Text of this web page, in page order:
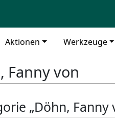
Aktionen Werkzeuge
Fanny von
„Döhn, Fanny